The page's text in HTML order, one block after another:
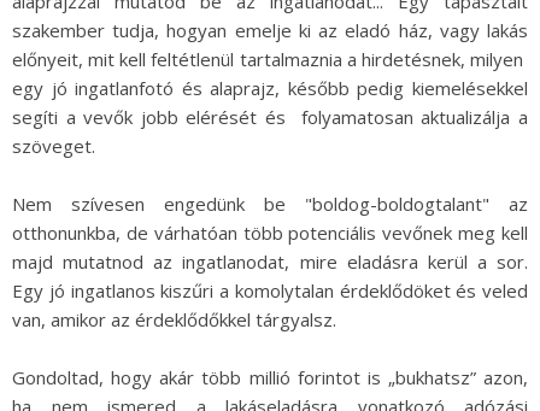
szakember tudja, hogyan emelje ki az eladó ház, vagy lakás
előnyeit, mit kell feltétlenül tartalmaznia a hirdetésnek, milyen
egy jó ingatlanfotó és alaprajz, később pedig kiemelésekkel
segíti a vevők jobb elérését és folyamatosan aktualizálja a
szöveget.
Nem szívesen engedünk be "boldog-boldogtalant" az
otthonunkba, de várhatóan több potenciális vevőnek meg kell
majd mutatnod az ingatlanodat, mire eladásra kerül a sor.
Egy jó ingatlanos kiszűri a komolytalan érdeklődöket és veled
van, amikor az érdeklődőkkel tárgyalsz.
Gondoltad, hogy akár több millió forintot is „bukhatsz” azon,
ha nem ismered a lakáseladásra vonatkozó adózási